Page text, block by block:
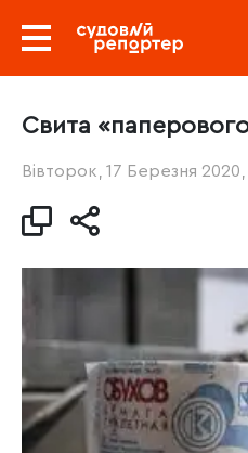
Свита
Вівторок, 17 Березня